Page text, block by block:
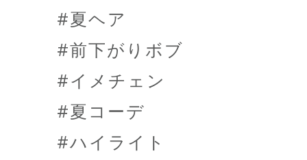
#夏ヘア
#前下がりボブ
#イメチェン
#夏コーデ
#ハイライト